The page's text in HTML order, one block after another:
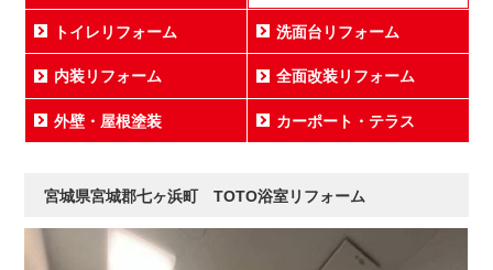
トイレリフォーム 洗面台リフォーム
内装リフォーム 全面改装リフォーム
外壁・屋根塗装 カーポート・テラス
宮城県宮城郡七ヶ浜町 TOTO浴室リフォーム